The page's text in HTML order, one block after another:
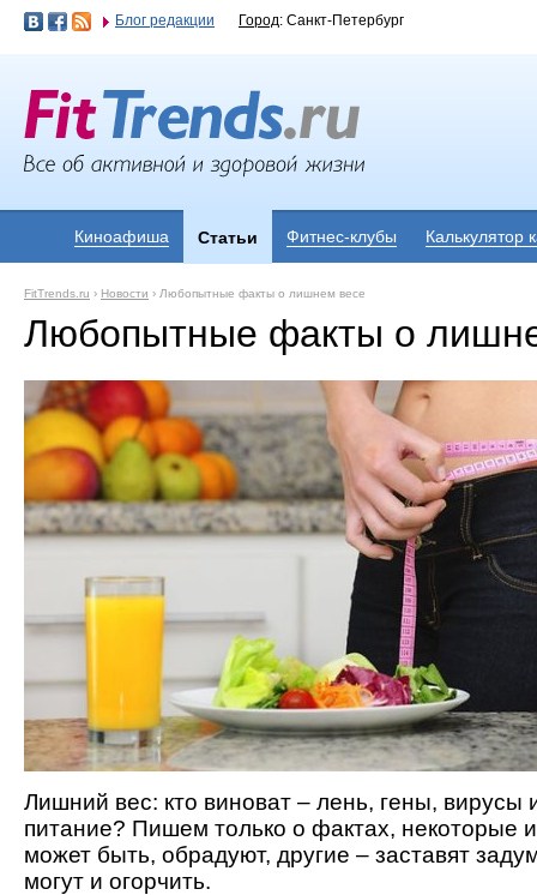
Блог редакции Город: Санкт-Петербург
Киноафиша Статьи Фитнес-клубы Калькулятор
FitTrends.ru › Новости › Любопытные факты о лишнем весе
Любопытные факты о
Лишний вес: кто виноват – лень, гены, вирусы
питание? Пишем только о фактах, некоторые
может быть, обрадуют, другие – заставят
могут и огорчить.